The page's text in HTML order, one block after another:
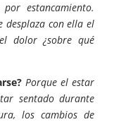
estancamiento.
desplaza con ella el
dolor ¿sobre qué
Porque el estar
sentado durante
los cambios de